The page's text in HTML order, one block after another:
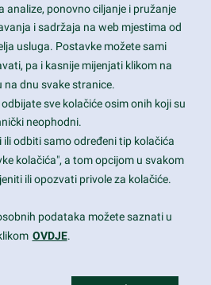
Mountain View, CA 94043
Rights Reserved
analize, ponovno ciljanje i pružanje
i sadržaja na web mjestima od
usluga. Postavke možete sami
pa i kasnije mijenjati klikom na
na dnu svake stranice.
sve kolačiće osim onih koji su
neophodni.
odbiti samo određeni tip kolačića
kolačića", a tom opcijom u svakom
ili opozvati privole za kolačiće.
podataka možete saznati u
OVDJE.